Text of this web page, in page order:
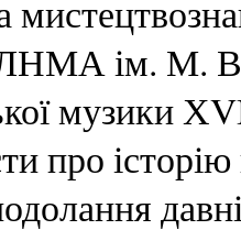
ім. М. В.
музики
про